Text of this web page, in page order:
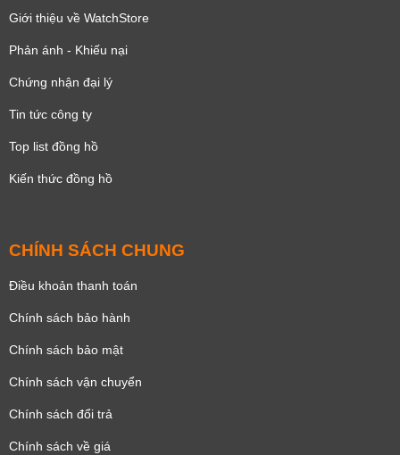
Giới thiệu về WatchStore
Phản ánh - Khiếu nại
Chứng nhận đại lý
Tin tức công ty
Top list đồng hồ
Kiến thức đồng hồ
CHÍNH SÁCH CHUNG
Điều khoản thanh toán
Chính sách bảo hành
Chính sách bảo mật
Chính sách vận chuyển
Chính sách đổi trả
Chính sách về giá